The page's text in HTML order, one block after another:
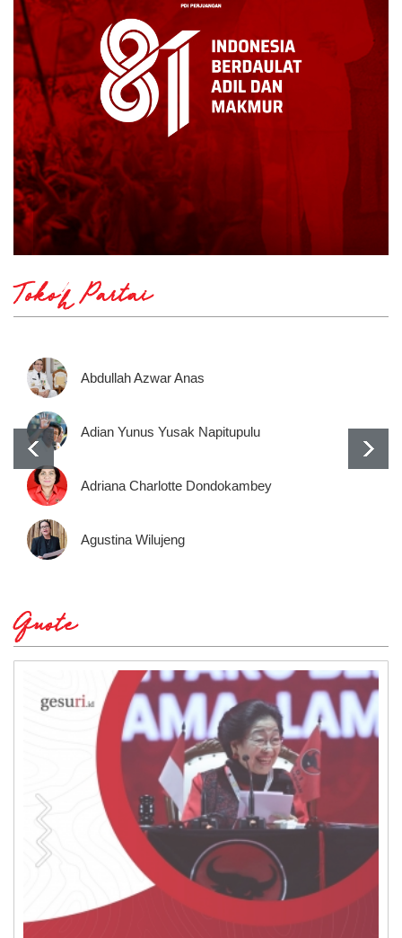
Tokoh Partai
Abdullah Azwar Anas
Adian Yunus Yusak Napitupulu
Adriana Charlotte Dondokambey
Agustina Wilujeng
Quote